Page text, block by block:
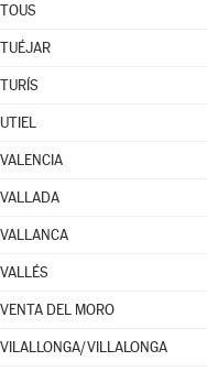
TOUS
TUÉJAR
TURÍS
UTIEL
VALENCIA
VALLADA
VALLANCA
VALLÉS
VENTA DEL MORO
VILALLONGA/VILLALONGA